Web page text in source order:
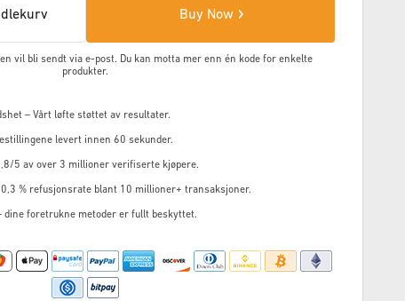
Buy Now
vil bli sendt via e-post. Du kan motta mer enn én kode for enkelte
produkter.
– Vårt løfte støttet av resultater.
levert innen 60 sekunder.
5 av over 3 millioner verifiserte kjøpere.
0,3 % refusjonsrate blant 10 millioner+ transaksjoner.
dine foretrukne metoder er fullt beskyttet.